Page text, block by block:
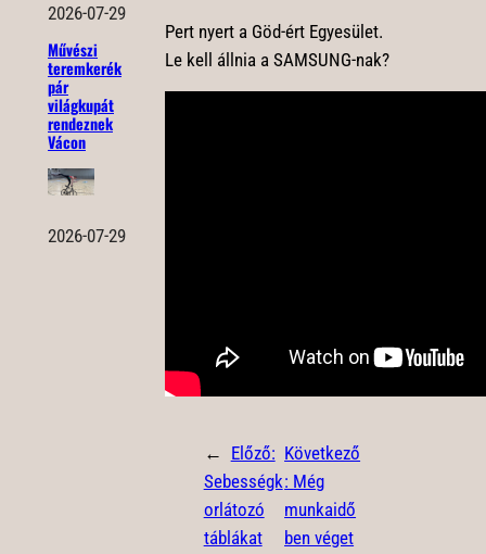
2026-07-29
Művészi
teremkerék
pár
világkupát
rendeznek
Vácon
2026-07-29
Pert nyert a Göd-ért Egyesület.
Le kell állnia a SAMSUNG-nak?
← Előző:
Sebességk
orlátozó
táblákat
Következő
: Még
munkaidő
ben véget